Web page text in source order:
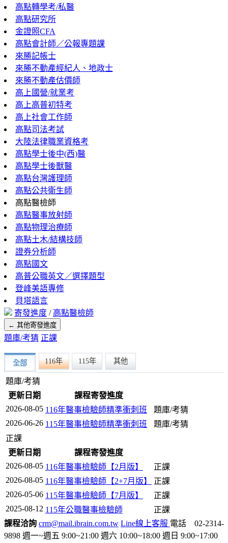
高點轉學考/私醫
高點研究所
金證照CFA
高點會計師／公報專題課
來勝記帳士
來勝不動產經紀人、地政士
來勝不動產估價師
高上國營/就業考
高上高普初特考
高上社會工作師
高點司法考試
大陸法律職業資格考
高點學士後中(西)醫
高點學士後獸醫
高點台灣護理師
高點公共衛生師
高點醫檢師
高點醫事放射師
高點物理治療師
高點土木/結構技師
證券分析師
高點國文
高普公職英文／選擇題型
登峰美語專修
貝塔語言
寄發進度 / 高點醫檢師
← 其他寄發進度
題庫/考猜 正課
全部 116年 115年 其他
題庫/考猜
更新日期
課程寄發進度
2026-08-05 116年醫事檢驗師精準衝刺班
題庫/考猜
2026-06-26 115年醫事檢驗師精準衝刺班
題庫/考猜
正課
更新日期
課程寄發進度
2026-08-05 116年醫事檢驗師【2月版】
正課
2026-08-05 116年醫事檢驗師【2+7月版】
正課
2026-05-06 115年醫事檢驗師【7月版】
正課
2025-08-12 115年公職醫事檢驗師
正課
課程洽詢 crm@mail.ibrain.com.tw Line線上客服 電話 02-2314-
9898 週一~週五 9:00~21:00 週六 10:00~18:00 週日 9:00~17:00